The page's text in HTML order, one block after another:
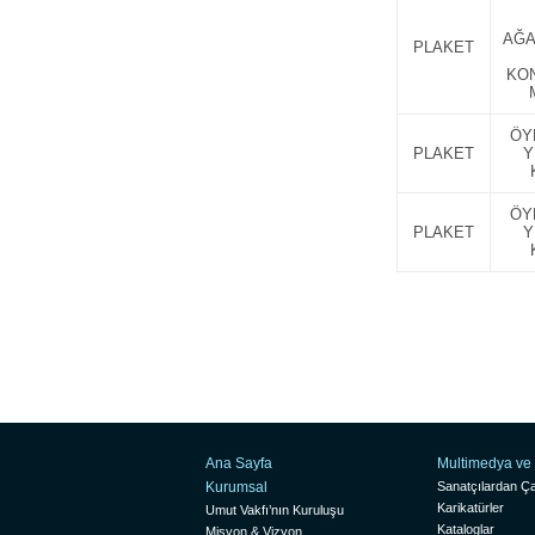
PLAKET
PLAKET
PLAKET
Ana Sayfa
Kurumsal
Umut Vakfı’nın Kuruluşu
Misyon & Vizyon
Multimedya
Sanatçılardan
Karikatürler
Kataloglar